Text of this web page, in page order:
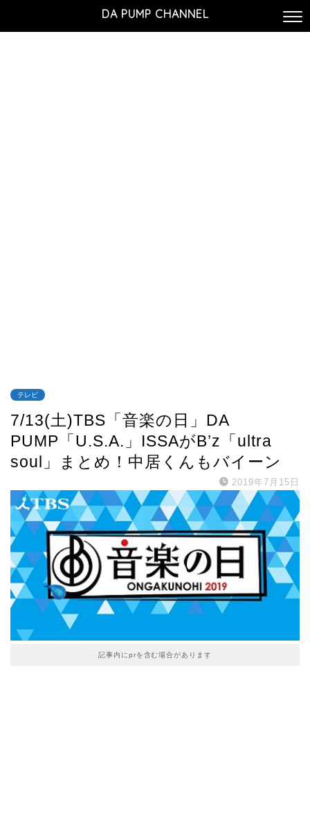
DA PUMP CHANNEL
テレビ
7/13(土)TBS「音楽の日」DA
PUMP「U.S.A.」ISSAがB’z「ultra
soul」まとめ！中居くんもバイーン
2019年7月15日
記事内にprを含む場合があります